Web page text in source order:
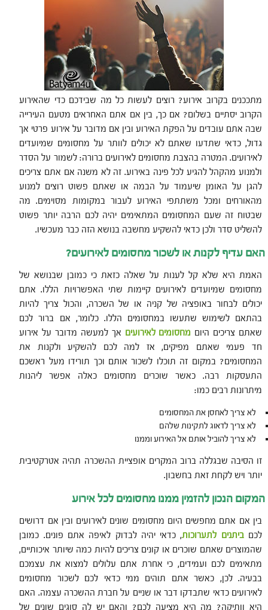
מתככנים בקרוב אירוע? רוצים לעשות כל מה שבידכם כדי שהאירוע
הקרוב יסתיים בשלום? אם כך, בין אם אתם האחראים מטעם העירייה
שבה אתם עובדים על הפקת האירוע ובין אם מדובר על אירוע פרטי אך
גדול, כדאי שתדעו שאתם לא יכולים לוותר על מחסומים שמיועדים
לאירועים. המטרה בהצבת מחסומים לאירועים ברורה: לשמור על הסדר
ולמנוע מהקהל להגיע לכל פינה באירוע. זה לא משנה אם אתם צריכים
להגן על האומן שיעמוד על הבמה או שאתם פשוט רוצים למנוע
מהאורחים ומכל משתתפי האירוע לעבור במקומות מסוימים. מה
שבטוח זה שעם המחסומים המתאימים יהיה לכם הרבה יותר פשוט
להשליט סדר ולכן כדאי להשקיע מחשבה בנושא הזה כבר מעכשיו.
האם עדיף לקנות או לשכור מחסומים לאירועים?
האמת היא שלא קל לענות על שאלה כזאת כי כמובן שבנושא של
מחסומים שמיועדים לאירועים קיימות שתי האפשרויות הללו. אתם
יכולים לבחור באופציה של קניה או של השכרה, והכול צריך להיות
בהתאם לשימוש שתעשו במחסומים הללו. כלומר, אם ברור לכם
שאתם צריכים היום מחסומים לאירועים אך למעשה מדובר על אירוע
חד פעמי שאתם מפיקים, אז למה לכם להשקיע ולקנות את
המחסומים? במקום זה תוכלו לשכור אותם וכך תורידו מעל ראשכם
התעסקות רבה. כאשר שוכרים מחסומים כאלה אפשר ליהנות
מיתרונות רבים כמו:
לא צריך לאחסן את המחסומים
לא צריך לדאוג לתקינות שלהם
לא צריך להוביל אותם אל האירוע וממנו
זו הסיבה שבגללה ברוב המקרים אופציית ההשכרה תהיה אטרקטיבית
יותר ויש לקחת זאת בחשבון.
המקום הנכון להזמין ממנו מחסומים לכל אירוע
בין אם אתם מחפשים היום מחסומים שונים לאירועים ובין אם דרושים
לכםביתנים לתערוכות, כדאי יהיה לבדוק לאיפה אתם פונים. כמובן
שהמוצרים שאתם שוכרים או קונים צריכים להיות כמה שיותר איכותיים,
מתאימים לכם ועמידים, כי אחרת אתם עלולים למצוא את עצמכם
בבעיה. לכן, כאשר אתם תוהים ממי כדאי לכם לשכור מחסומים
לאירועים כדאי שתבדקו דבר או שניים על חברת ההשכרה עצמה. האם
היא וותיקה? מה היא מציעה לכם? והאם יש לה סוגים שונים של